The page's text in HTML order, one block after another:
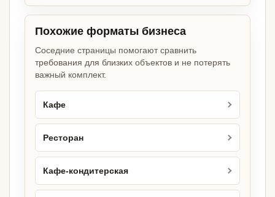
Похожие форматы бизнеса
Соседние страницы помогают сравнить
требования для близких объектов и не потерять
важный комплект.
Кафе
Ресторан
Кафе-кондитерская